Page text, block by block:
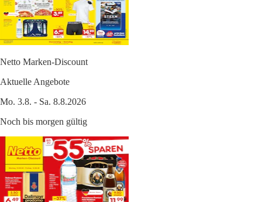
Netto Marken-Discount
Aktuelle Angebote
Mo. 3.8. - Sa. 8.8.2026
Noch bis morgen gültig